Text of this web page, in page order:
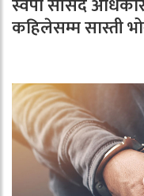
स्वपा सांसद
कहिलेसम्म सास्ती